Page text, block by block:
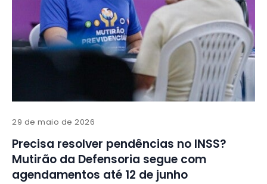
29 de maio de 2026
Precisa resolver pendências no INSS?
Mutirão da Defensoria segue com
agendamentos até 12 de junho